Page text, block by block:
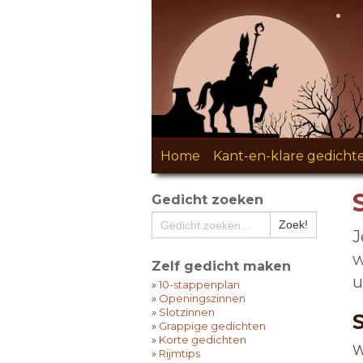
Home Kant-en-klare
Gedicht zoeken
Zelf gedicht maken
»10-stappenplan
» Openingszinnen
» Slotzinnen
» Grappige gedichten
» Korte gedichten
» Rijmtips